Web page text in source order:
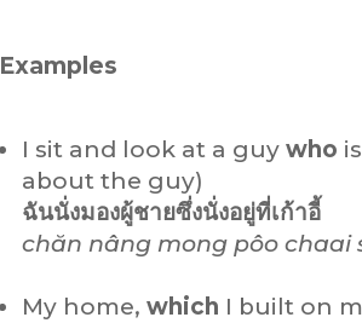
Examples
I sit and look at a guywho
about the guy)
ฉันนั่งมองผู้ชายซึ่งนั่งอยู่ที่เก้าอี้
chăn nâng mong pôo chaai
My home,which I built on